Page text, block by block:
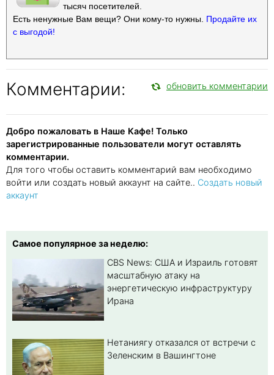
тысяч посетителей.
Есть ненужные Вам вещи? Они кому-то нужны. Продайте их
с выгодой!
Комментарии: обновить комментарии
Добро пожаловать в Наше Кафе! Только
зарегистрированные пользователи могут оставлять
комментарии.
Для того чтобы оставить комментарий вам необходимо
войти или создать новый аккаунт на сайте.. Создать новый
аккаунт
Самое популярное за неделю:
CBS News: США и Израиль готовят
масштабную атаку на
энергетическую инфраструктуру
Ирана
Нетаниягу отказался от встречи с
Зеленским в Вашингтоне